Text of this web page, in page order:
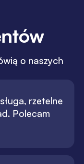
o naszych
rzetelne
Polecam